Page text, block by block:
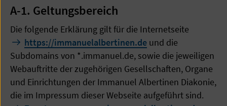
A-1. Geltungsbereich
Die folgende Erklärung gilt für die Internetseite
https://immanuelalbertinen.de und die
Subdomains von *.immanuel.de, sowie die jeweiligen
Webauftritte der zugehörigen Gesellschaften, Organe
und Einrichtungen der Immanuel Albertinen Diakonie,
die im Impressum dieser Webseite aufgeführt sind.